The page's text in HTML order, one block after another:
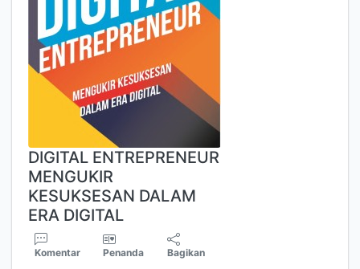
DIGITAL ENTREPRENEUR
MENGUKIR
KESUKSESAN DALAM
ERA DIGITAL
Komentar Penanda Bagikan